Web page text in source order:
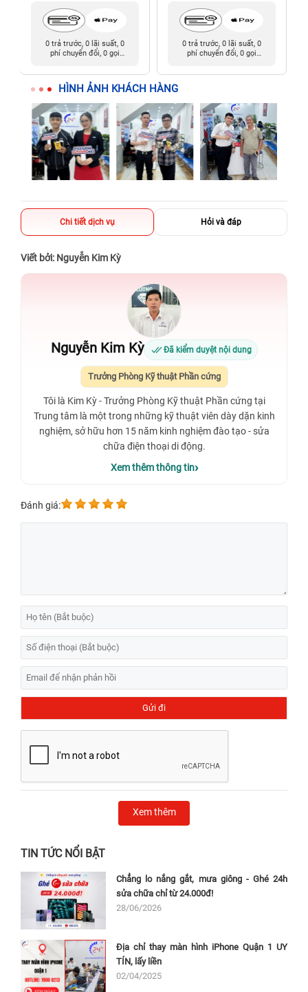
0 trả trước, 0 lãi suất, 0
phí chuyển đổi, 0 gọi
0 trả trước, 0 lãi suất, 0
phí chuyển đổi, 0 gọi
HÌNH ẢNH KHÁCH HÀNG
Chi tiết dịch vụ Hỏi và đáp
Viết bởi: Nguyễn Kim Kỳ
Nguyễn Kim Kỳ Đã kiểm duyệt nội dung
Trưởng Phòng Kỹ thuật Phần cứng
Tôi là Kim Kỳ - Trưởng Phòng Kỹ thuật Phần cứng tại
Trung tâm là một trong những kỹ thuật viên dày dặn kinh
nghiệm, sở hữu hơn 15 năm kinh nghiệm đào tạo - sửa
chữa điện thoại di động.
Xem thêm thông tin
Đánh giá:
Xem thêm
TIN TỨC NỔI BẬT
Chẳng lo nắng gắt, mưa giông - Ghé 24h
sửa chữa chỉ từ 24.000đ!
28/06/2026
Địa chỉ thay màn hình iPhone Quận 1 UY
TÍN, lấy liền
02/04/2025